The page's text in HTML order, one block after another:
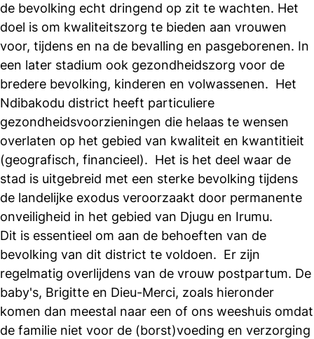
de bevolking echt dringend op zit te wachten. Het
doel is om kwaliteitszorg te bieden aan vrouwen
voor, tijdens en na de bevalling en pasgeborenen. In
een later stadium ook gezondheidszorg voor de
bredere bevolking, kinderen en volwassenen. Het
Ndibakodu district heeft particuliere
gezondheidsvoorzieningen die helaas te wensen
overlaten op het gebied van kwaliteit en kwantitieit
(geografisch, financieel). Het is het deel waar de
stad is uitgebreid met een sterke bevolking tijdens
de landelijke exodus veroorzaakt door permanente
onveiligheid in het gebied van Djugu en Irumu.
Dit is essentieel om aan de behoeften van de
bevolking van dit district te voldoen. Er zijn
regelmatig overlijdens van de vrouw postpartum. De
baby's, Brigitte en Dieu-Merci, zoals hieronder
komen dan meestal naar een of ons weeshuis omdat
de familie niet voor de (borst)voeding en verzorging